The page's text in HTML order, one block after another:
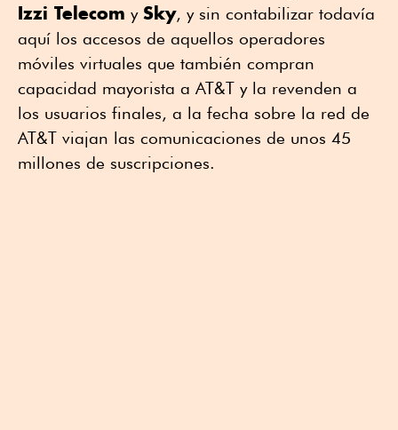
Izzi Telecom y Sky, y sin contabilizar todavía
aquí los accesos de aquellos operadores
móviles virtuales que también compran
capacidad mayorista a AT&T y la revenden a
los usuarios finales, a la fecha sobre la red de
AT&T viajan las comunicaciones de unos 45
millones de suscripciones.